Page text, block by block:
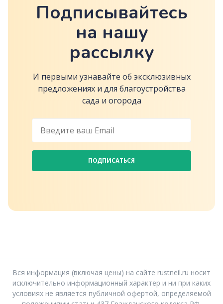
Подписывайтесь
на нашу
рассылку
И первыми узнавайте об эксклюзивных
предложениях и для благоустройства
сада и огорода
ПОДПИСАТЬСЯ
Вся информация (включая цены) на сайте rustneil.ru носит
исключительно информационный характер и ни при каких
условиях не является публичной офертой, определяемой